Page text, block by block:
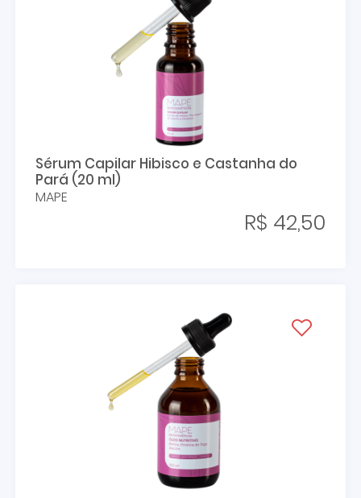
Sérum Capilar Hibisco e Castanha do
Pará (20 ml)
MAPE
R$ 42,50